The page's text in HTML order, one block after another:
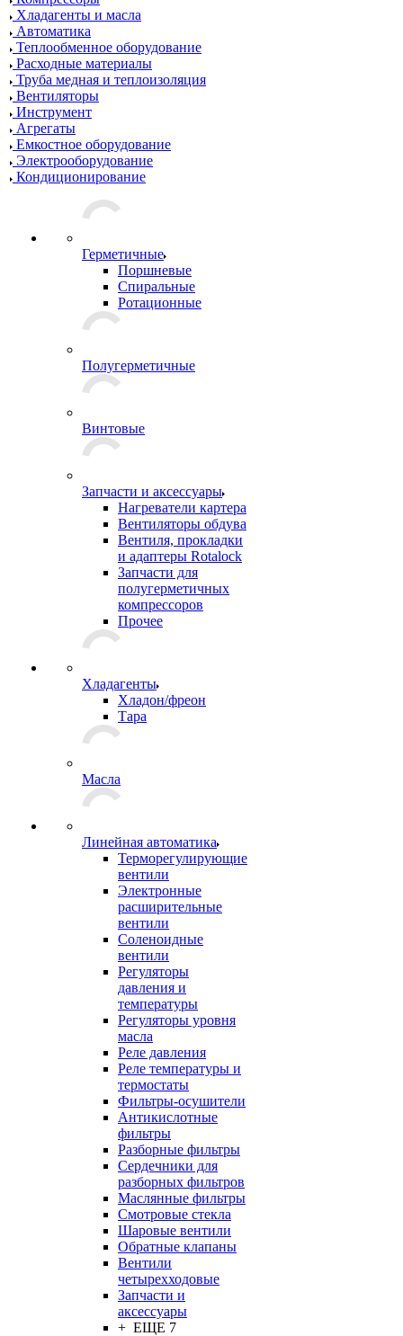
Хладагенты и масла
Автоматика
Теплообменное оборудование
Расходные материалы
Труба медная и теплоизоляция
Вентиляторы
Инструмент
Агрегаты
Емкостное оборудование
Электрооборудование
Кондиционирование
Герметичные
Поршневые
Спиральные
Ротационные
Полугерметичные
Винтовые
Запчасти и аксессуары
Нагреватели картера
Вентиляторы обдува
Вентиля, прокладки
и адаптеры Rotalock
Запчасти для
полугерметичных
компрессоров
Прочее
Хладагенты
Хладон/фреон
Тара
Масла
Линейная автоматика
Терморегулирующие
вентили
Электронные
расширительные
вентили
Соленоидные
вентили
Регуляторы
давления и
температуры
Регуляторы уровня
масла
Реле давления
Реле температуры и
термостаты
Фильтры-осушители
Антикислотные
фильтры
Разборные фильтры
Сердечники для
разборных фильтров
Маслянные фильтры
Смотровые стекла
Шаровые вентили
Обратные клапаны
Вентили
четырехходовые
Запчасти и
аксессуары
+ ЕЩЕ 7